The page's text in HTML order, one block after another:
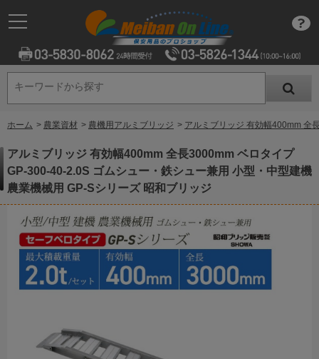
キーワードから探す
キーワードから探す
ホーム > 農業資材 > 農機用アルミブリッジ > アルミブリッジ 有効幅400mm 全
アルミブリッジ 有効幅400mm 全長3000mm ベロタイプ
GP-300-40-2.0S ゴムシュー・鉄シュー兼用 小型・中型建機
農業機械用 GP-Sシリーズ 昭和ブリッジ